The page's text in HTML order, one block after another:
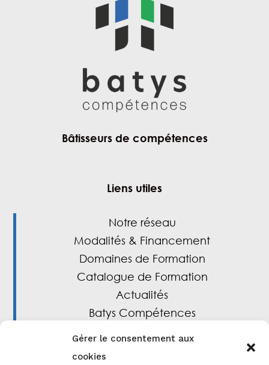
Gérer le consentement aux
cookies
Bâtisseurs de compétences
Liens utiles
Notre réseau
Modalités & Financement
Domaines de Formation
Catalogue de Formation
Actualités
Batys Compétences